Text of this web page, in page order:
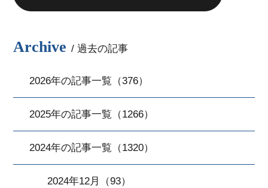
Archive / 過去の記事
2026年の記事一覧（376）
2025年の記事一覧（1266）
2024年の記事一覧（1320）
2024年12月（93）